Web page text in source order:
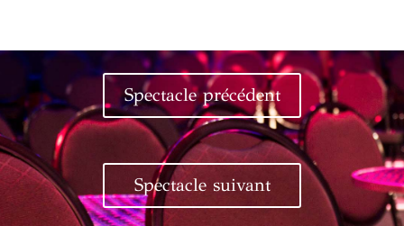
Spectacle précédent
Spectacle suivant